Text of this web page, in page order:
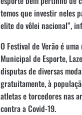
temos que investir neles
elite do vôlei nacional”,
O Festival de Verão é
Municipal de Esporte,
disputas de diversas
gratuitamente, à
atletas e torcedores nas
contra a Covid-19.